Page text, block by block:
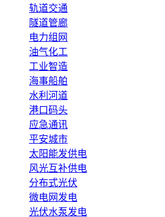
轨道交通
隧道管廊
电力组网
油气化工
工业智造
海事船舶
水利河道
港口码头
应急通讯
平安城市
太阳能发供电
风光互补供电
分布式光伏
微电网发电
光伏水泵发电